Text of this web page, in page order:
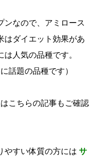
ンなので、アミロース
はダイエット効果があ
人気の品種です。
話題の品種です）
こちらの記事もご確認
やすい体質の方には サ